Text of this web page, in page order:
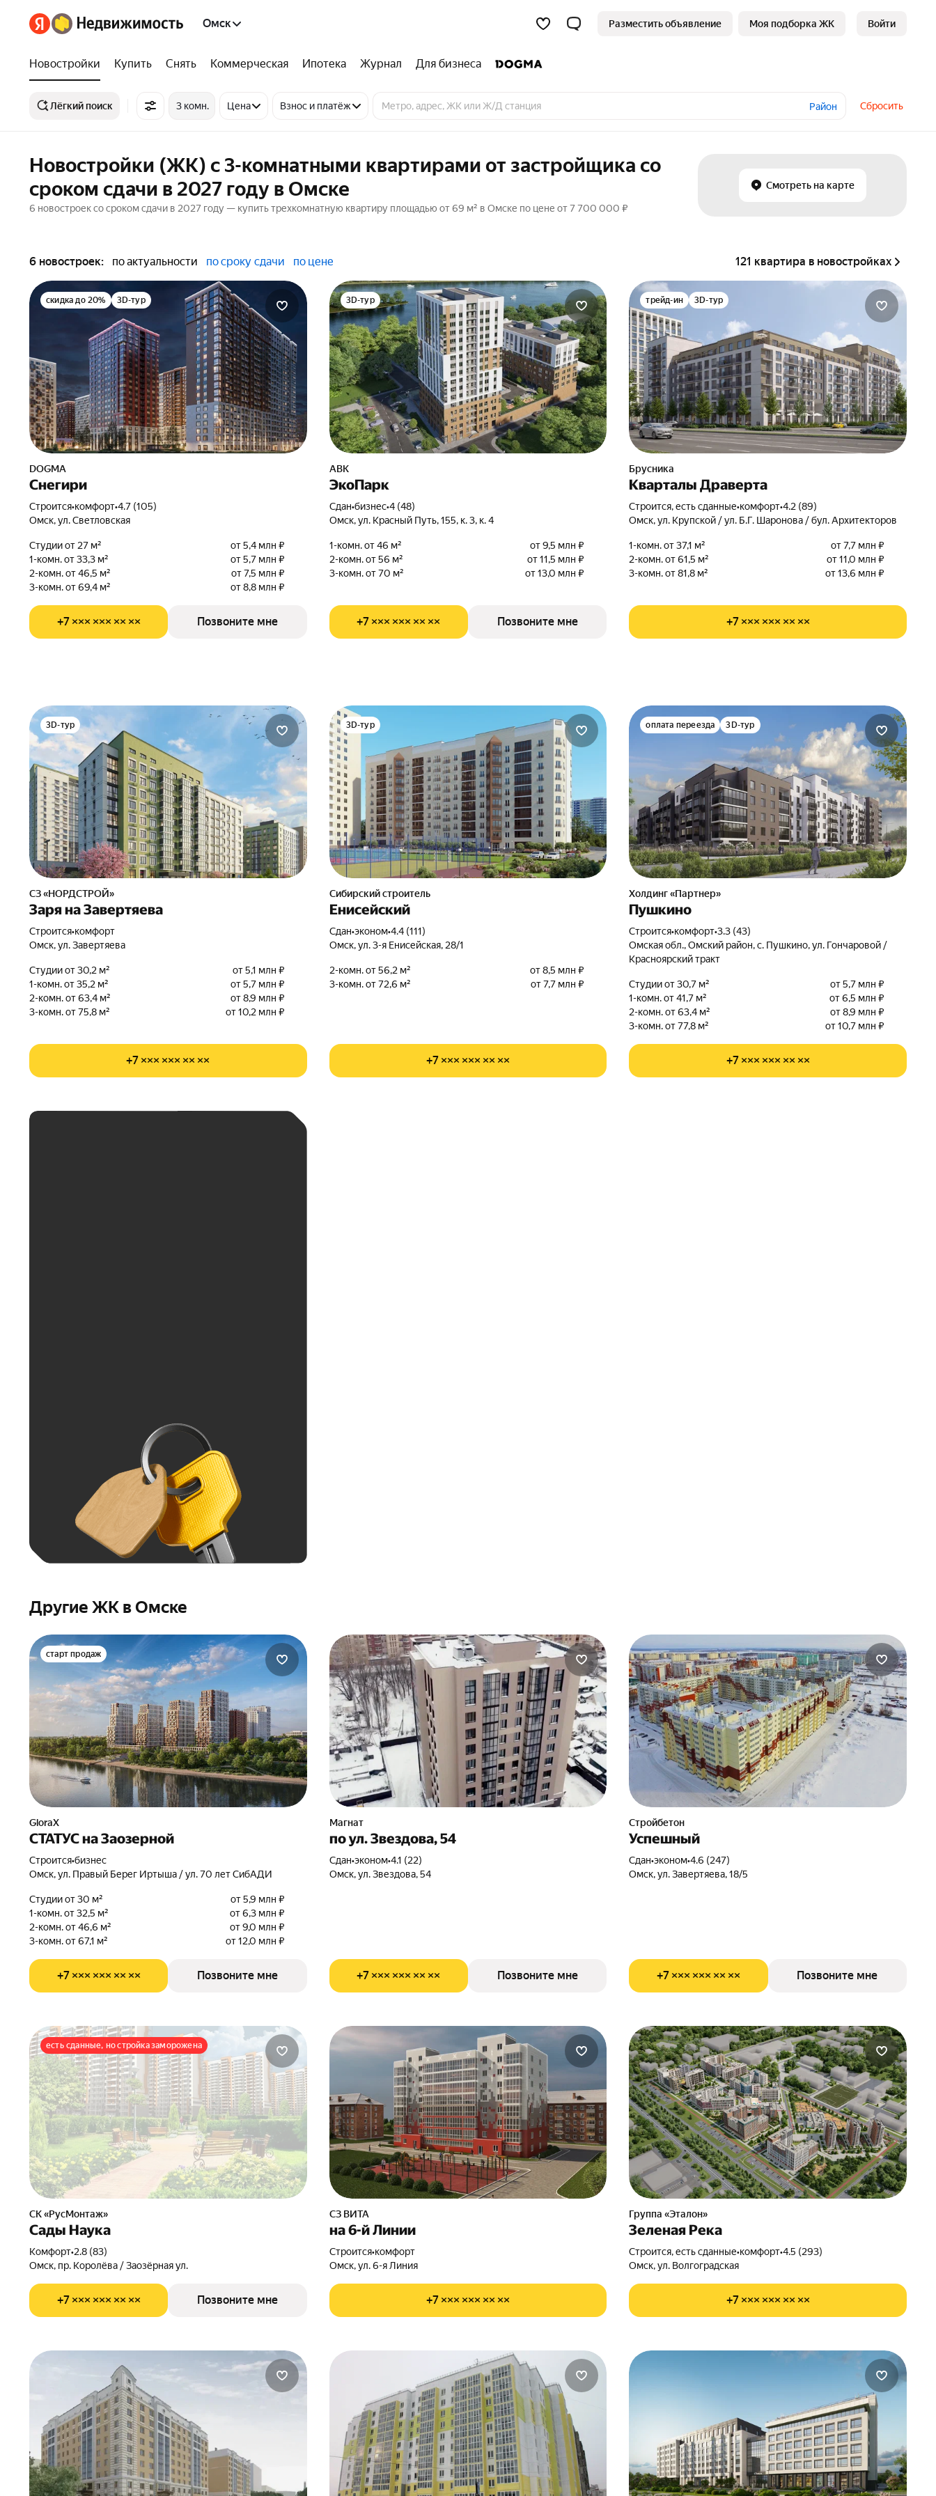
Омск Разместить объявление Моя подборка ЖК Войти
Новостройки Купить Снять Коммерческая Ипотека Журнал Для бизнеса
Лёгкий поиск 3 комн. Цена Взнос и платёж Район Сбросить
Новостройки (ЖК) с 3-комнатными квартирами от застройщика со
сроком сдачи в 2027 году в Омске
6 новостроек со сроком сдачи в 2027 году — купить трехкомнатную квартиру площадью от 69 м² в Омске по цене от 7 700 000 ₽
Смотреть на карте
6 новостроек: по актуальности по сроку сдачи по цене 121 квартира в новостройках
скидка до 20% 3D-тур
DOGMA
Снегири
Строится•комфорт•4.7 (105)
Омск, ул. Светловская
Студии от 27 м²
от 5,4 млн ₽
1-комн. от 33,3 м²
от 5,7 млн ₽
2-комн. от 46,5 м²
от 7,5 млн ₽
3-комн. от 69,4 м²
от 8,8 млн ₽
+7 ××× ××× ×× ×× Позвоните мне
3D-тур
АВК
ЭкоПарк
Сдан•бизнес•4 (48)
Омск, ул. Красный Путь, 155, к. 3, к. 4
1-комн. от 46 м²
от 9,5 млн ₽
2-комн. от 56 м²
от 11,5 млн ₽
3-комн. от 70 м²
от 13,0 млн ₽
+7 ××× ××× ×× ×× Позвоните мне
трейд-ин 3D-тур
Брусника
Кварталы Драверта
Строится, есть сданные•комфорт•4.2 (89)
Омск, ул. Крупской / ул. Б.Г. Шаронова / бул. Архитекторов
1-комн. от 37,1 м²
от 7,7 млн ₽
2-комн. от 61,5 м²
от 11,0 млн ₽
3-комн. от 81,8 м²
от 13,6 млн ₽
+7 ××× ××× ×× ××
3D-тур
СЗ «НОРДСТРОЙ»
Заря на Завертяева
Строится•комфорт
Омск, ул. Завертяева
Студии от 30,2 м²
от 5,1 млн ₽
1-комн. от 35,2 м²
от 5,7 млн ₽
2-комн. от 63,4 м²
от 8,9 млн ₽
3-комн. от 75,8 м²
от 10,2 млн ₽
+7 ××× ××× ×× ××
3D-тур
Сибирский строитель
Енисейский
Сдан•эконом•4.4 (111)
Омск, ул. 3-я Енисейская, 28/1
2-комн. от 56,2 м²
от 8,5 млн ₽
3-комн. от 72,6 м²
от 7,7 млн ₽
+7 ××× ××× ×× ××
оплата переезда 3D-тур
Холдинг «Партнер»
Пушкино
Строится•комфорт•3.3 (43)
Омская обл., Омский район, с. Пушкино, ул. Гончаровой /
Красноярский тракт
Студии от 30,7 м²
от 5,7 млн ₽
1-комн. от 41,7 м²
от 6,5 млн ₽
2-комн. от 63,4 м²
от 8,9 млн ₽
3-комн. от 77,8 м²
от 10,7 млн ₽
+7 ××× ××× ×× ××
Другие ЖК в Омске
старт продаж
GloraX
СТАТУС на Заозерной
Строится•бизнес
Омск, ул. Правый Берег Иртыша / ул. 70 лет СибАДИ
Студии от 30 м²
от 5,9 млн ₽
1-комн. от 32,5 м²
от 6,3 млн ₽
2-комн. от 46,6 м²
от 9,0 млн ₽
3-комн. от 67,1 м²
от 12,0 млн ₽
+7 ××× ××× ×× ×× Позвоните мне
Магнат
по ул. Звездова, 54
Сдан•эконом•4.1 (22)
Омск, ул. Звездова, 54
+7 ××× ××× ×× ×× Позвоните мне
Стройбетон
Успешный
Сдан•эконом•4.6 (247)
Омск, ул. Завертяева, 18/5
+7 ××× ××× ×× ×× Позвоните мне
есть сданные, но стройка заморожена
СК «РусМонтаж»
Сады Наука
комфорт•2.8 (83)
Омск, пр. Королёва / Заозёрная ул.
+7 ××× ××× ×× ×× Позвоните мне
СЗ ВИТА
на 6-й Линии
Строится•комфорт
Омск, ул. 6-я Линия
+7 ××× ××× ×× ××
Группа «Эталон»
Зеленая Река
Строится, есть сданные•комфорт•4.5 (293)
Омск, ул. Волгоградская
+7 ××× ××× ×× ××